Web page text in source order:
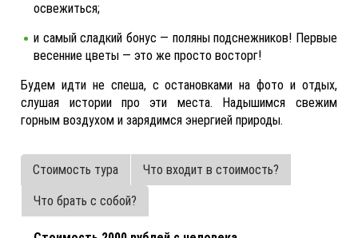
освежиться;
и самый сладкий бонус — поляны подснежников! Первые
весенние цветы — это же просто восторг!
Будем идти не спеша, с остановками на фото и отдых,
слушая истории про эти места. Надышимся свежим
горным воздухом и зарядимся энергией природы.
Стоимость тура Что входит в стоимость?
Что брать с собой?